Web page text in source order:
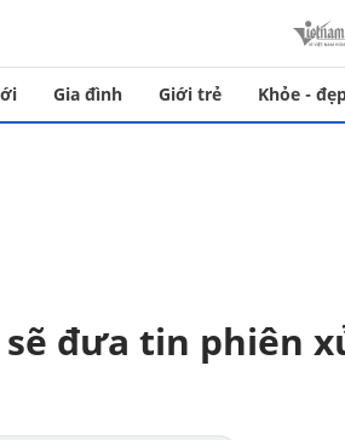
Gia đình Giới trẻ Khỏe -
đưa tin phiên